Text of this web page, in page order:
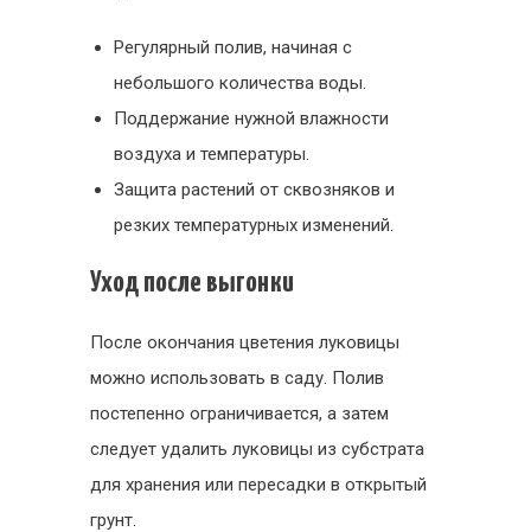
Регулярный полив, начиная с
небольшого количества воды.
Поддержание нужной влажности
воздуха и температуры.
Защита растений от сквозняков и
резких температурных изменений.
Уход после выгонки
После окончания цветения луковицы
можно использовать в саду. Полив
постепенно ограничивается, а затем
следует удалить луковицы из субстрата
для хранения или пересадки в открытый
грунт.